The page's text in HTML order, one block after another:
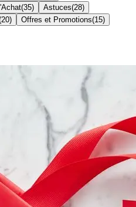
(35) Astuces(28)
20) Offres et Promotions(15)